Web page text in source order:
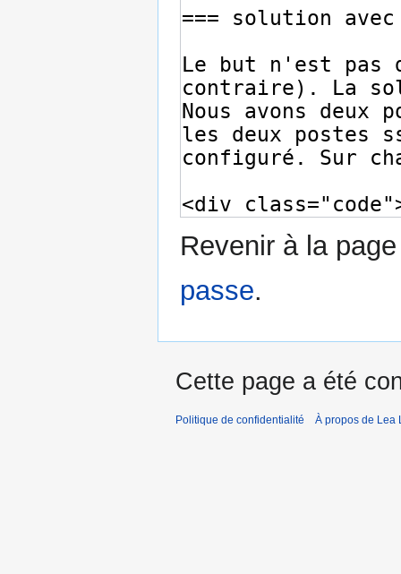
Revenir à la
passe.
Cette page a été
Politique de confidentialité À propos de Lea